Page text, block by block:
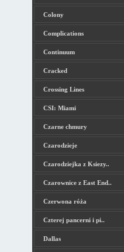
Colony
Complications
Continuum
Cracked
Crossing Lines
CSI: Miami
Czarne chmury
Czarodzieje
Czarodziejka z Ksiezy..
Czarownice z East End..
Czerwona róża
Czterej pancerni i pi..
Dallas